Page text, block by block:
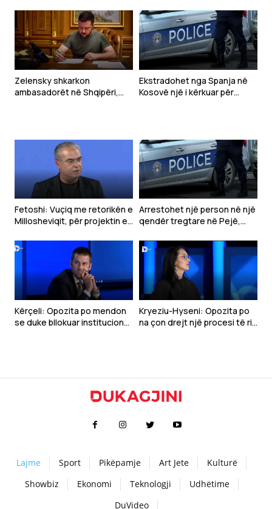
Zelensky shkarkon
ambasadorët në Shqipëri,
Ekstradohet nga Spanja në
Kosovë një i kërkuar për
Fetoshi: Vuçiq me retorikën e
Millosheviqit, për projektin e
Arrestohet një person në një
qendër tregtare në Pejë,
qytetarët
Kërçeli: Opozita po mendon
se duke bllokuar institucionet
Kryeziu-Hyseni: Opozita po
na çon drejt një procesi të ri
Lajme Sport Pikëpamje Art Jete
Kulturë
Showbiz
Ekonomi Teknologji
Udhëtime
DuVideo